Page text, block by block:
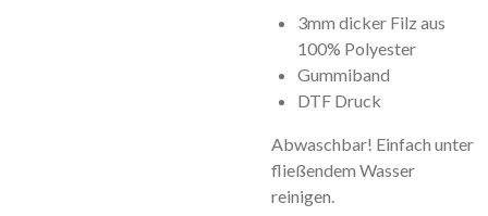
3mm dicker Filz aus
100% Polyester
Gummiband
DTF Druck
Abwaschbar! Einfach unter
fließendem Wasser
reinigen.